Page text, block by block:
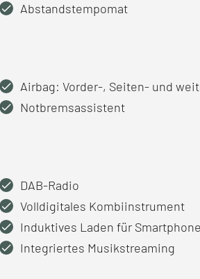
Abstandstempomat
Airbag: Vorder-, Seiten- und
Notbremsassistent
DAB-Radio
Volldigitales Kombiinstrument
Induktives Laden für
Integriertes Musikstreaming